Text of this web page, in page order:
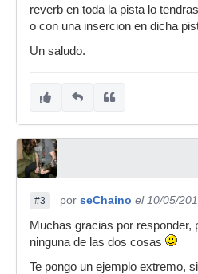
reverb en toda la pista lo
o con una insercion en dicha
Un saludo.
#3 por seChaino el 10/05/
Muchas gracias por responder,
ninguna de las dos cosas
Te pongo un ejemplo extremo,